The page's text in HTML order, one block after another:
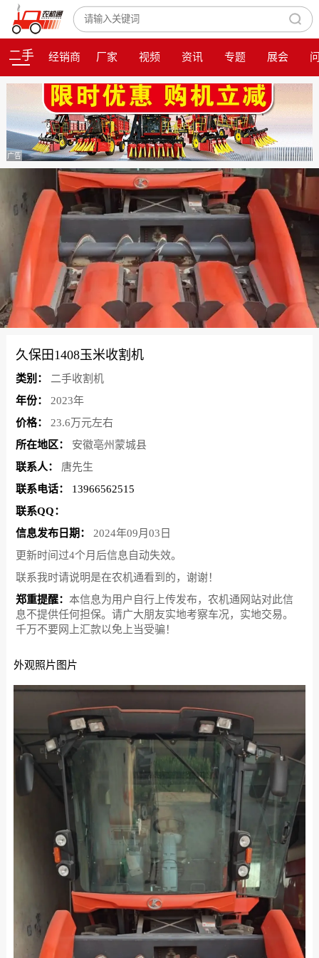
二手 经销商 厂家 视频 资讯 专题 展会
广告
久保田1408玉米收割机
类别：
二手收割机
年份：
2023年
价格：
23.6万元左右
所在地区：
安徽亳州蒙城县
联系人：
唐先生
联系电话：
13966562515
联系QQ：
信息发布日期：
2024年09月03日
更新时间过4个月后信息自动失效。
联系我时请说明是在农机通看到的，谢谢！
郑重提醒： 本信息为用户自行上传发布，农机通网站对此信
息不提供任何担保。请广大朋友实地考察车况，实地交易。
千万不要网上汇款以免上当受骗！
外观照片图片